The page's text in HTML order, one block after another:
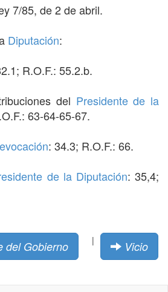
7/85, de 2 de abril.
Diputación:
R.O.F.: 55.2.b.
del Presidente de la
63-64-65-67.
: 34.3; R.O.F.: 66.
de la Diputación: 35,4;
del Gobierno | Vicio